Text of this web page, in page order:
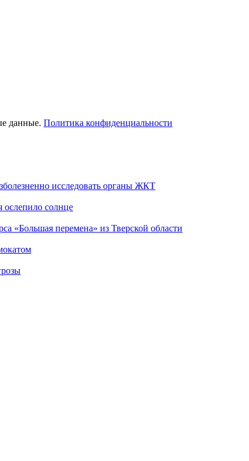
данные. Политика конфиденциальности
исследовать органы ЖКТ
ослепило солнце
«Большая перемена» из Тверской области